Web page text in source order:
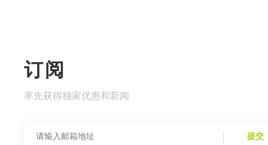
订阅
率先获得独家优惠和新闻
提交